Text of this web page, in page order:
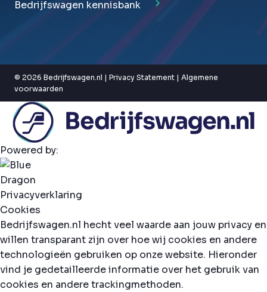
Bedrijfswagen kennisbank
© 2026 Bedrijfswagen.nl | Privacy Statement | Algemene
voorwaarden
Powered by:
Privacyverklaring
Cookies
Bedrijfswagen.nl hecht veel waarde aan jouw privacy en
willen transparant zijn over hoe wij cookies en andere
technologieën gebruiken op onze website. Hieronder
vind je gedetailleerde informatie over het gebruik van
cookies en andere trackingmethoden.